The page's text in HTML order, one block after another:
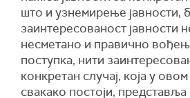
што и узнемирење јавности,
заинтересованост јавности
несметано и правично
поступка, нити
конкретан случај, која у
свакако постоји,